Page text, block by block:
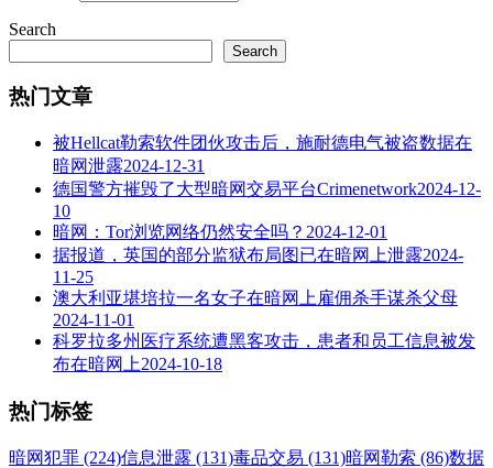
Search
Search
热门文章
被Hellcat勒索软件团伙攻击后，施耐德电气被盗数据在
暗网泄露2024-12-31
德国警方摧毁了大型暗网交易平台Crimenetwork2024-12-
10
暗网：Tor浏览网络仍然安全吗？ 2024-12-01
据报道，英国的部分监狱布局图已在暗网上泄露2024-
11-25
澳大利亚堪培拉一名女子在暗网上雇佣杀手谋杀父母
2024-11-01
科罗拉多州医疗系统遭黑客攻击，患者和员工信息被发
布在暗网上2024-10-18
热门标签
暗网犯罪 (224)信息泄露 (131)毒品交易 (131)暗网勒索 (86)数据